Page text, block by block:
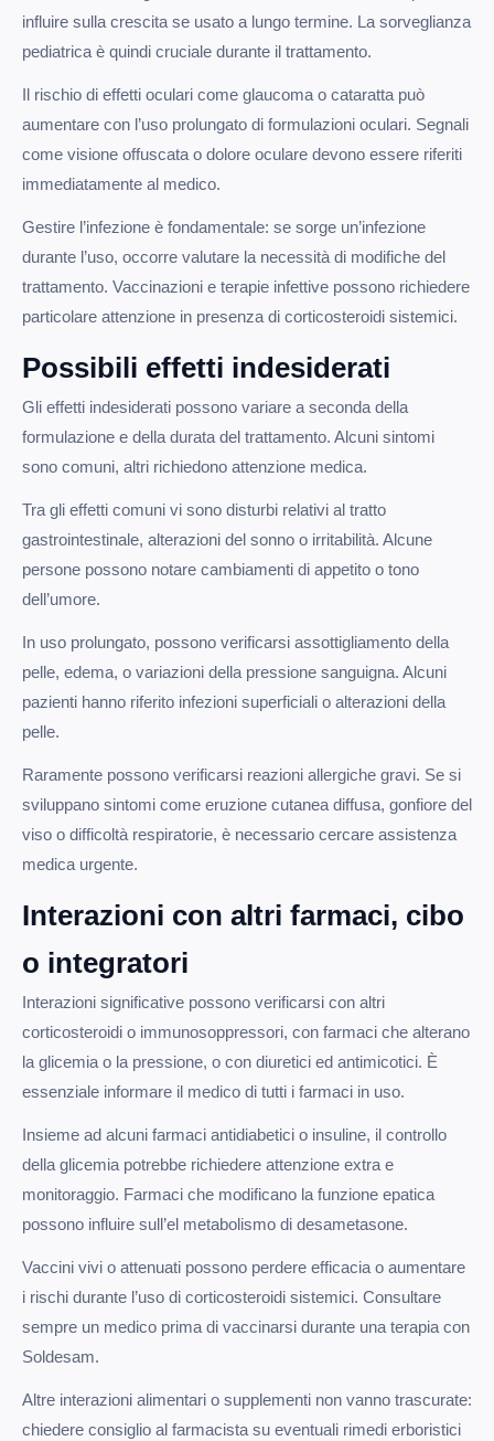
influire sulla crescita se usato a lungo termine. La sorveglianza
pediatrica è quindi cruciale durante il trattamento.
Il rischio di effetti oculari come glaucoma o cataratta può
aumentare con l’uso prolungato di formulazioni oculari. Segnali
come visione offuscata o dolore oculare devono essere riferiti
immediatamente al medico.
Gestire l’infezione è fondamentale: se sorge un’infezione
durante l’uso, occorre valutare la necessità di modifiche del
trattamento. Vaccinazioni e terapie infettive possono richiedere
particolare attenzione in presenza di corticosteroidi sistemici.
Possibili effetti indesiderati
Gli effetti indesiderati possono variare a seconda della
formulazione e della durata del trattamento. Alcuni sintomi
sono comuni, altri richiedono attenzione medica.
Tra gli effetti comuni vi sono disturbi relativi al tratto
gastrointestinale, alterazioni del sonno o irritabilità. Alcune
persone possono notare cambiamenti di appetito o tono
dell’umore.
In uso prolungato, possono verificarsi assottigliamento della
pelle, edema, o variazioni della pressione sanguigna. Alcuni
pazienti hanno riferito infezioni superficiali o alterazioni della
pelle.
Raramente possono verificarsi reazioni allergiche gravi. Se si
sviluppano sintomi come eruzione cutanea diffusa, gonfiore del
viso o difficoltà respiratorie, è necessario cercare assistenza
medica urgente.
Interazioni con altri farmaci, cibo
o integratori
Interazioni significative possono verificarsi con altri
corticosteroidi o immunosoppressori, con farmaci che alterano
la glicemia o la pressione, o con diuretici ed antimicotici. È
essenziale informare il medico di tutti i farmaci in uso.
Insieme ad alcuni farmaci antidiabetici o insuline, il controllo
della glicemia potrebbe richiedere attenzione extra e
monitoraggio. Farmaci che modificano la funzione epatica
possono influire sull’el metabolismo di desametasone.
Vaccini vivi o attenuati possono perdere efficacia o aumentare
i rischi durante l’uso di corticosteroidi sistemici. Consultare
sempre un medico prima di vaccinarsi durante una terapia con
Soldesam.
Altre interazioni alimentari o supplementi non vanno trascurate:
chiedere consiglio al farmacista su eventuali rimedi erboristici